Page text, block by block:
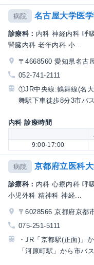
病院 名古屋大学医
診療科： 内科 神経内科 呼
腎臓内科 老年内科 小...
〒4668560 愛知県名古
052-741-2111
①JR中央線:鶴舞線(名
舞駅下車徒歩8分3市バ
内科 診療時間
9:00-17:00
病院 京都府立医科
診療科： 内科 心療内科 呼
小児外科 精神科 神経...
〒6028566 京都府京都
075-251-5111
・JR「京都駅(正面)」
「河原町駅」から市バ